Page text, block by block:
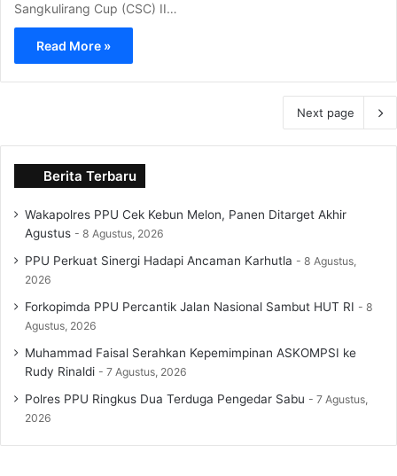
Sangkulirang Cup (CSC) II…
Read More »
Next page
Berita Terbaru
Wakapolres PPU Cek Kebun Melon, Panen Ditarget Akhir
Agustus
8 Agustus, 2026
PPU Perkuat Sinergi Hadapi Ancaman Karhutla
8 Agustus,
2026
Forkopimda PPU Percantik Jalan Nasional Sambut HUT RI
8
Agustus, 2026
Muhammad Faisal Serahkan Kepemimpinan ASKOMPSI ke
Rudy Rinaldi
7 Agustus, 2026
Polres PPU Ringkus Dua Terduga Pengedar Sabu
7 Agustus,
2026